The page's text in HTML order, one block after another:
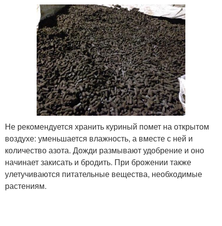
Не рекомендуется хранить куриный помет на открытом
воздухе: уменьшается влажность, а вместе с ней и
количество азота. Дожди размывают удобрение и оно
начинает закисать и бродить. При брожении также
улетучиваются питательные вещества, необходимые
растениям.